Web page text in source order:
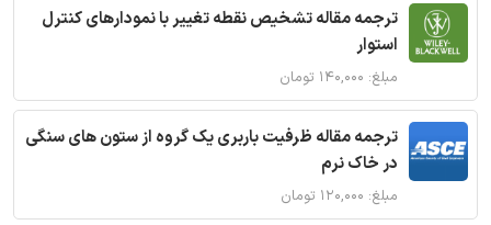
ترجمه مقاله تشخیص نقطه تغییر با نمودارهای کنترل
استوار
مبلغ: ۱۴۰,۰۰۰ تومان
ترجمه مقاله ظرفیت باربری یک گروه از ستون های سنگی
در خاک نرم
مبلغ: ۱۲۰,۰۰۰ تومان